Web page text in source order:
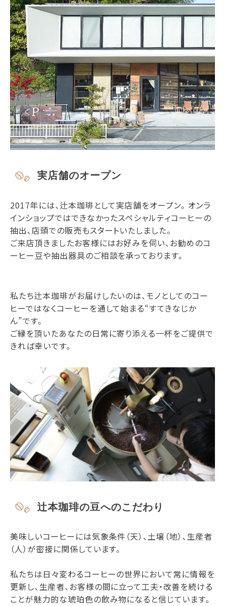
実店舗のオープン
2017年には、辻本珈琲として実店舗をオープン。 オンラ
インショップではできなかったスペシャルティコーヒーの
抽出、店頭での販売もスタートいたしました。
ご来店頂きましたお客様にはお好みを伺い、お勧めのコ
ーヒー豆や抽出器具のご相談を承っております。
私たち辻本珈琲がお届けしたいのは、モノとしてのコー
ヒーではなくコーヒーを通して始まる“すてきなじか
ん”です。
ご縁を頂いたあなたの日常に寄り添える一杯をご提供で
きれば幸いです。
辻本珈琲の豆へのこだわり
美味しいコーヒーには気象条件（天）、土壌（地）、生産者
（人）が密接に関係しています。
私たちは日々変わるコーヒーの世界において常に情報を
更新し、生産者、お客様の間に立って工夫・改善を続ける
ことが魅力的な琥珀色の飲み物になると信じています。